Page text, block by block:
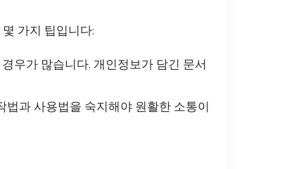
가지 팁입니다:
우가 많습니다. 개인정보가 담긴 문서
과 사용법을 숙지해야 원활한 소통이